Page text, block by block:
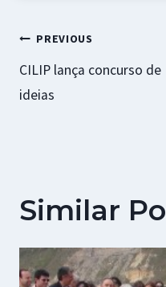
Navegação
de
PREVIOUS
CILIP lança concurso de
ideias
Similar